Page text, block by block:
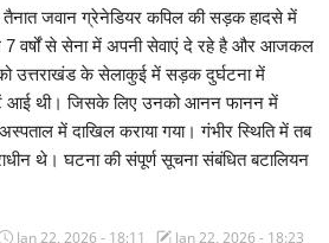
तैनात जवान ग्रेनेडियर कपिल की सड़क हादसे में
7 वर्षों से सेना में अपनी सेवाएं दे रहे है और आजकल
उत्तराखंड के सेलाकुई में सड़क दुर्घटना में
आई थी। जिसके लिए उनको आनन फानन में
में दाखिल कराया गया। गंभीर स्थिति में तब
थे। घटना की संपूर्ण सूचना संबंधित बटालियन
Jan 22, 2026 - 18:11
Jan 22, 2026 - 18:23